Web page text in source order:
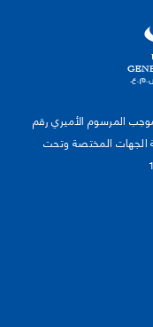
المرسوم الأميري رقم
من عام 1982. بعد موافقة الجهات المختصة وتحت